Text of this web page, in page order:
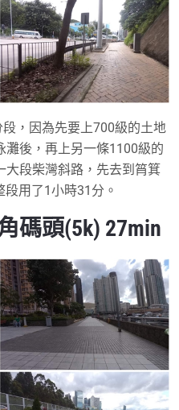
，因為先要上700級的土地
灘後，再上另一條1100級的
大段柴灣斜路，先去到筲箕
用了1小時31分。
碼頭(5k) 27min